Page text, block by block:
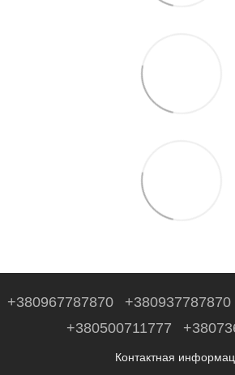
+380967787870 +380937787870
+380500711777
Контактная